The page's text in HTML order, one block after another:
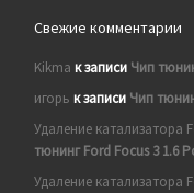
Свежие комментарии
Kikma к записи Чип
игорь к записи Чип
Удаление катализатора
тюнинг Ford Focus 3 1.6
Удаление катализатора